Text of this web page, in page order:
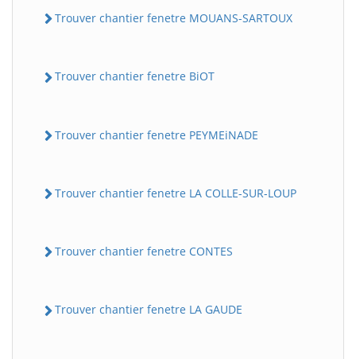
Trouver chantier fenetre MOUANS-SARTOUX
Trouver chantier fenetre BiOT
Trouver chantier fenetre PEYMEiNADE
Trouver chantier fenetre LA COLLE-SUR-LOUP
Trouver chantier fenetre CONTES
Trouver chantier fenetre LA GAUDE